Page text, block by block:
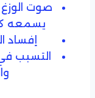
صوت
يسمعه
إفساد
التسبب